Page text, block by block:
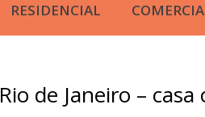
RESIDENCIAL
Rio de Janeiro – casa